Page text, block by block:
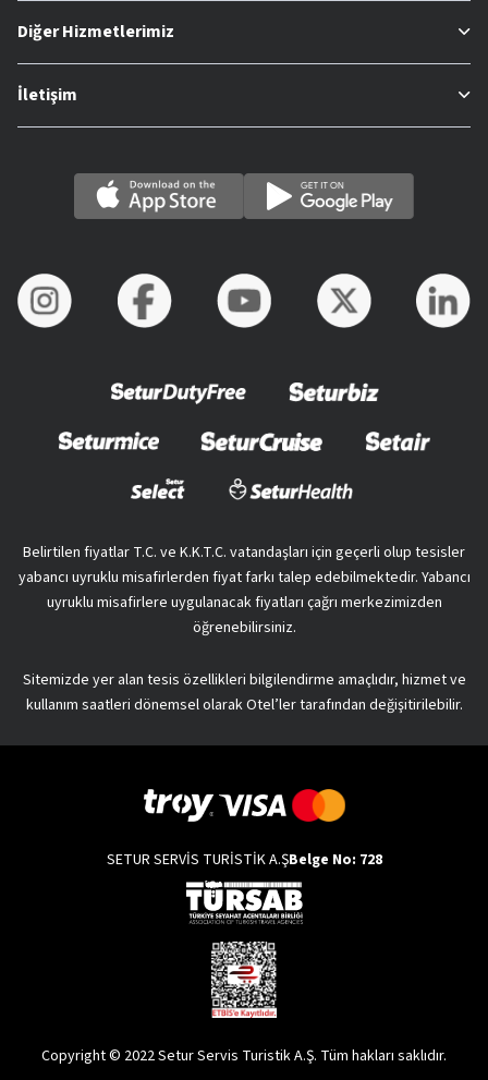
Diğer Hizmetlerimiz
İletişim
Belirtilen fiyatlar T.C. ve K.K.T.C. vatandaşları için geçerli olup tesisler
yabancı uyruklu misafirlerden fiyat farkı talep edebilmektedir. Yabancı
uyruklu misafirlere uygulanacak fiyatları çağrı merkezimizden
öğrenebilirsiniz.
Sitemizde yer alan tesis özellikleri bilgilendirme amaçlıdır, hizmet ve
kullanım saatleri dönemsel olarak Otel’ler tarafından değişitirilebilir.
SETUR SERVİS TURİSTİK A.ŞBelge No: 728
Copyright © 2022 Setur Servis Turistik A.Ş. Tüm hakları saklıdır.